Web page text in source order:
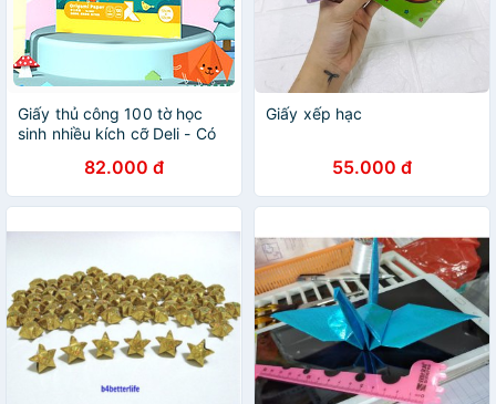
Giấy thủ công 100 tờ học
sinh nhiều kích cỡ Deli - Có
giấy gấp hạc hoa động vật -
83631 / 83632 / 83633 /
83634
82.000 đ
Giấy xếp hạc
55.000 đ